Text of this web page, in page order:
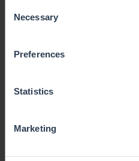
Selection
Necessary
Preferences
Statistics
Marketing
Lesen Sie